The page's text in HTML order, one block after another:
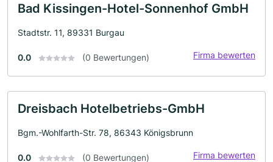
Bad Kissingen-Hotel-Sonnenhof GmbH
Stadtstr. 11, 89331 Burgau
0.0 (0 Bewertungen) Firma bewerten
Dreisbach Hotelbetriebs-GmbH
Bgm.-Wohlfarth-Str. 78, 86343 Königsbrunn
0.0 (0 Bewertungen) Firma bewerten